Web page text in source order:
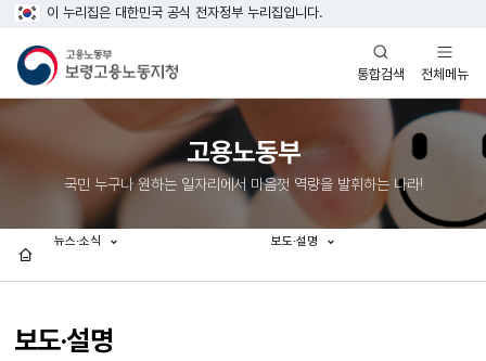
이 누리집은 대한민국 공식 전자정부 누리집입니다.
통합검색
열기
전체메뉴
열기
고용노동부
국민 누구나 원하는 일자리에서 마음껏 역량을 발휘하는 나라!
보도·설명
뉴스·소식 보도·설명